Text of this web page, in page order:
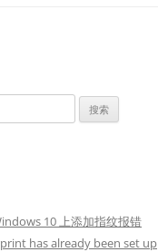
10 上添加指纹报错
has already been set up